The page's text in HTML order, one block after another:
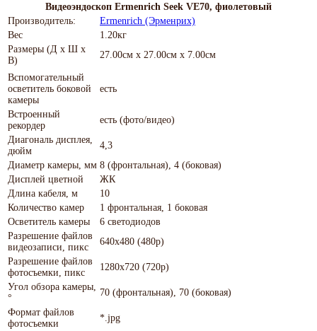
Видеоэндоскоп Ermenrich Seek VE70, фиолетовый
Производитель:
Ermenrich (Эрменрих)
Вес
1.20кг
Размеры (Д х Ш х
В)
27.00см x 27.00см x 7.00см
Вспомогательный
осветитель боковой
камеры
есть
Встроенный
рекордер
есть (фото/видео)
Диагональ дисплея,
дюйм
4,3
Диаметр камеры, мм 8 (фронтальная), 4 (боковая)
Дисплей цветной
ЖК
Длина кабеля, м
10
Количество камер
1 фронтальная, 1 боковая
Осветитель камеры
6 светодиодов
Разрешение файлов
видеозаписи, пикс
640x480 (480p)
Разрешение файлов
фотосъемки, пикс
1280x720 (720p)
Угол обзора камеры,
°
70 (фронтальная), 70 (боковая)
Формат файлов
фотосъемки
*.jpg